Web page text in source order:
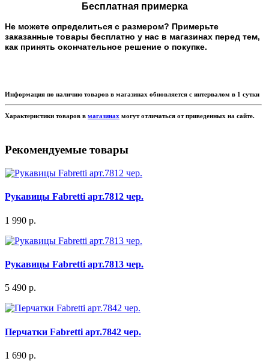
Бесплатная примерка
Не можете определиться с размером? Примерьте
заказанные товары бесплатно у нас в магазинах перед тем,
как принять окончательное решение о покупке.
Информация по наличию товаров в магазинах обновляется с интервалом в 1 сутки
Характеристики товаров в магазинах могут отличаться от приведенных на сайте.
Рекомендуемые товары
Рукавицы Fabretti арт.7812 чер.
1 990 р.
Рукавицы Fabretti арт.7813 чер.
5 490 р.
Перчатки Fabretti арт.7842 чер.
1 690 р.